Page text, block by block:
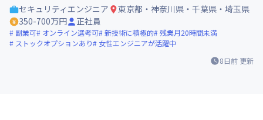
8日前 更新
セキュリティエンジニア
東京都・神奈川県・千葉県・埼玉県
350-700万円
正社員
副業可 オンライン選考可 新技術に積極的 残業月20時間未満
ストックオプションあり
女性エンジニアが活躍中